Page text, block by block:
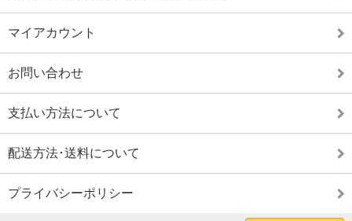
マイアカウント
お問い合わせ
支払い方法について
配送方法･送料について
プライバシーポリシー